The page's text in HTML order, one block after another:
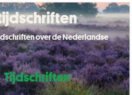
Tijdschriften
over de Nederlandse